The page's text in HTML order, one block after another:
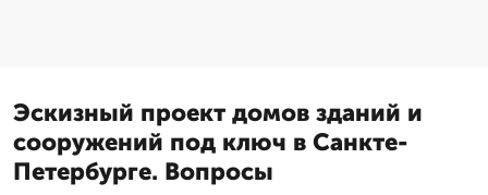
Эскизный проект домов зданий и
сооружений под ключ в Санкте-
Петербурге. Вопросы